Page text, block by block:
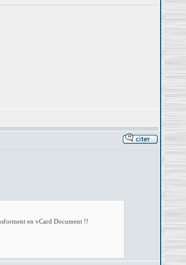
en vCard Document !!